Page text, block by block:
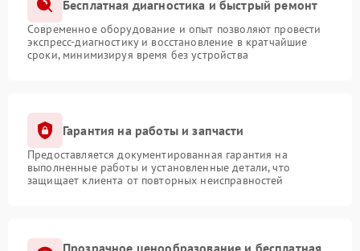
Бесплатная диагностика и быстрый ремонт
Современное оборудование и опыт позволяют провести
экспресс-диагностику и восстановление в кратчайшие
сроки, минимизируя время без устройства
Гарантия на работы и запчасти
Предоставляется документированная гарантия на
выполненные работы и установленные детали, что
защищает клиента от повторных неисправностей
Прозрачное ценообразование и бесплатная